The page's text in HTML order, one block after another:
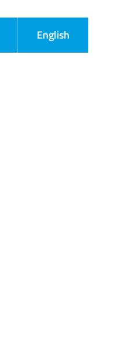
English